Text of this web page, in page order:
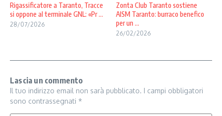
Rigassificatore a Taranto, Tracce
si oppone al terminale GNL: «Pr ...
28/07/2026
Zonta Club Taranto sostiene
AISM Taranto: burraco benefico
per un ...
26/02/2026
Lascia un commento
Il tuo indirizzo email non sarà pubblicato. I campi obbligatori
sono contrassegnati *